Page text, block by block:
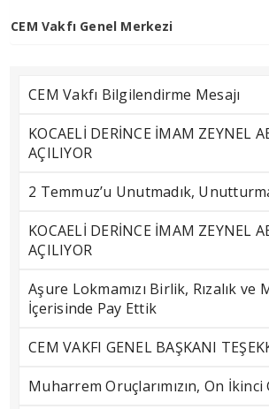
CEM Vakfı Genel Merkezi
CEM Vakfı Bilgilendirme Mesajı
KOCAELİ DERİNCE İMAM ZEYNEL
AÇILIYOR
2 Temmuz’u Unutmadık,
KOCAELİ DERİNCE İMAM ZEYNEL
AÇILIYOR
Aşure Lokmamızı Birlik, Rızalık ve
İçerisinde Pay Ettik
CEM VAKFI GENEL BAŞKANI
Muharrem Oruçlarımızın, On İkinci